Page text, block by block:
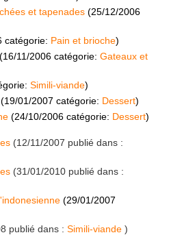
et tapenades (25/12/2006
catégorie: Pain et brioche)
(16/11/2006 catégorie: Gateaux et
Simili-viande)
(19/01/2007 catégorie: Dessert)
(24/10/2006 catégorie: Dessert)
(12/11/2007 publié dans :
(31/01/2010 publié dans :
(29/01/2007
publié dans : Simili-viande )